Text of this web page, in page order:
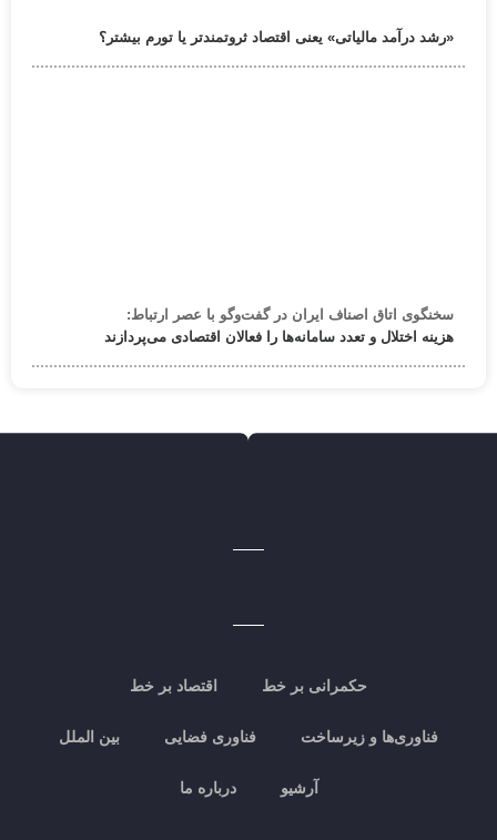
«رشد درآمد مالیاتی» یعنی اقتصاد ثروتمندتر یا تورم بیشتر؟
سخنگوی اتاق اصناف ایران در گفت‌وگو با عصر ارتباط:
هزینه اختلال و تعدد سامانه‌ها را فعالان اقتصادی می‌پردازند
حکمرانی بر خط اقتصاد بر خط
فناوری‌ها و زیرساخت فناوری فضایی بین الملل
آرشیو درباره ما